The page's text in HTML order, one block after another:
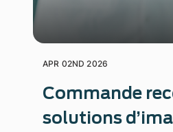
APR 02ND 2026
Commande
solutions